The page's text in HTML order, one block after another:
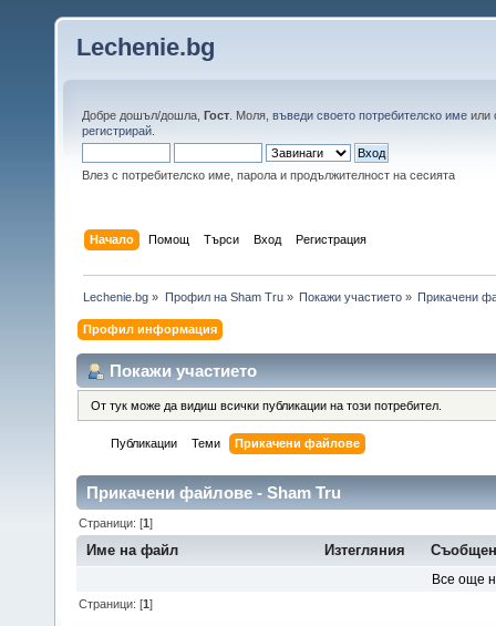
Lechenie.bg
Добре дошъл/дошла, Гост . Моля, въведи своето потребителско име или
регистрирай
Влез с потребителско име, парола и продължителност на сесията
Начало Помощ Търси Вход Регистрация
Lechenie.bg » Профил на Sham Tru» Покажи участието» Прикачени
Профил информация
Покажи участието
От тук може да видиш всички публикации на този потребител.
Публикации Теми Прикачени файлове
Прикачени файлове - Sham Tru
Страници: [1]
Име на файл Изтегляния
Все още
Страници: [1]